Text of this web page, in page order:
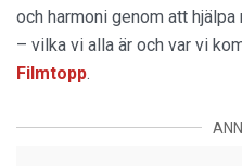
och harmoni genom att
– vilka vi alla är och var vi
Filmtopp.